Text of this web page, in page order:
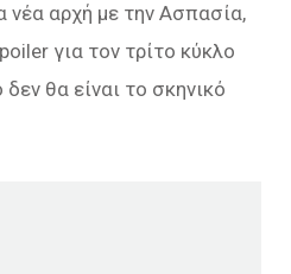
νέα αρχή με την Ασπασία,
για τον τρίτο κύκλο
θα είναι το σκηνικό